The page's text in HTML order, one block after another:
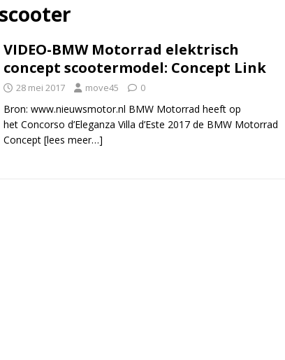
VIDEO-BMW Motorrad elektrisch
concept scootermodel: Concept Link
28 mei 2017 move45 0
Bron: www.nieuwsmotor.nl BMW Motorrad heeft op
het Concorso d’Eleganza Villa d’Este 2017 de BMW Motorrad
Concept [lees meer…]